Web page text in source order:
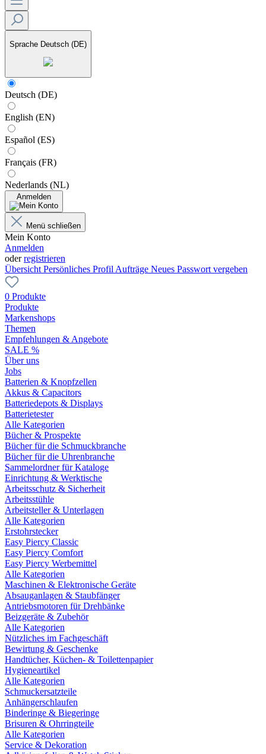
Sprache Deutsch (DE)
Deutsch (DE)
English (EN)
Español (ES)
Français (FR)
Nederlands (NL)
Anmelden
Menü schließen
Mein Konto
Anmelden
oderregistrieren
Übersicht Persönliches Profil Aufträge Neues Passwort vergeben
0 Produkte
Produkte
Markenshops
Themen
Empfehlungen & Angebote
SALE %
Über uns
Jobs
Batterien & Knopfzellen
Akkus & Capacitors
Batteriedepots & Displays
Batterietester
Alle Kategorien
Bücher & Prospekte
Bücher für die Schmuckbranche
Bücher für die Uhrenbranche
Sammelordner für Kataloge
Einrichtung & Werktische
Arbeitsschutz & Sicherheit
Arbeitsstühle
Arbeitsteller & Unterlagen
Alle Kategorien
Erstohrstecker
Easy Piercy Classic
Easy Piercy Comfort
Easy Piercy Werbemittel
Alle Kategorien
Maschinen & Elektronische Geräte
Absauganlagen & Staubfänger
Antriebsmotoren für Drehbänke
Beizgeräte & Zubehör
Alle Kategorien
Nützliches im Fachgeschäft
Bewirtung & Geschenke
Handtücher, Küchen- & Toilettenpapier
Hygieneartikel
Alle Kategorien
Schmuckersatzteile
Anhängerschlaufen
Binderinge & Biegeringe
Brisuren & Ohrringteile
Alle Kategorien
Service & Dekoration